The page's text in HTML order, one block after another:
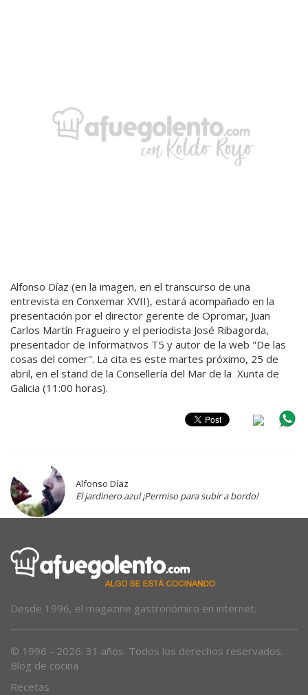
Alfonso Díaz (en la imagen, en el transcurso de una
entrevista en Conxemar XVII), estará acompañado en la
presentación por el director gerente de Opromar, Juan
Carlos Martín Fragueiro y el periodista José Ribagorda,
presentador de Informativos T5 y autor de la web "De las
cosas del comer". La cita es este martes próximo, 25 de
abril, en el stand de la Consellería del Mar de la Xunta de
Galicia (11:00 horas).
Alfonso Díaz
El jardinero azul ¡Permiso para subir a bordo!
Desde 1996, el magazine gastronómico en internet.
© 1996 - 2026. 31 años. Todos los derechos reservados.
Blog de cocina
Recetas